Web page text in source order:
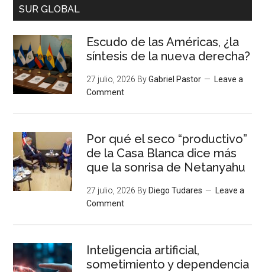
SUR GLOBAL
Escudo de las Américas, ¿la
síntesis de la nueva derecha?
27 julio, 2026 ByGabriel Pastor
Leave a
Comment
Por qué el seco “productivo”
de la Casa Blanca dice más
que la sonrisa de Netanyahu
27 julio, 2026 By Diego Tudares
Leave a
Comment
Inteligencia artificial,
sometimiento y dependencia